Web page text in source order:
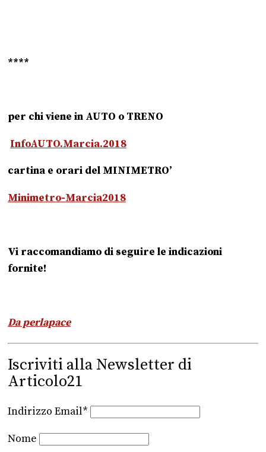
****
per chi viene in AUTO o TRENO
InfoAUTO.Marcia.2018
cartina e orari del MINIMETRO’
Minimetro-Marcia2018
Vi raccomandiamo di seguire le indicazioni
fornite!
Da perlapace
Iscriviti alla Newsletter di
Articolo21
Indirizzo Email*
Nome